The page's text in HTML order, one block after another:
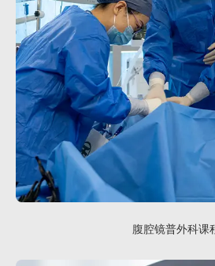
腹腔镜普外科课